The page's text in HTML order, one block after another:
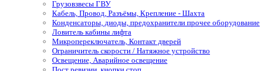
Грузовзвесы ГВУ
Кабель, Провод, Разъёмы, Крепление - Шахта
Конденсаторы, диоды, предохранители прочее оборудование
Ловитель кабины лифта
Микропереключатель, Контакт дверей
Ограничитель скорости / Натяжное устройство
Освещение, Аварийное освещение